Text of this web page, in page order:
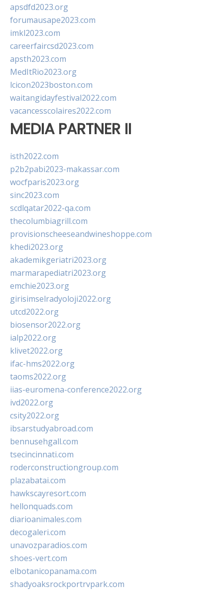
apsdfd2023.org
forumausape2023.com
imkl2023.com
careerfaircsd2023.com
apsth2023.com
MedItRio2023.org
lcicon2023boston.com
waitangidayfestival2022.com
vacancesscolaires2022.com
MEDIA PARTNER II
isth2022.com
p2b2pabi2023-makassar.com
wocfparis2023.org
sinc2023.com
scdlqatar2022-qa.com
thecolumbiagrill.com
provisionscheeseandwineshoppe.com
khedi2023.org
akademikgeriatri2023.org
marmarapediatri2023.org
emchie2023.org
girisimselradyoloji2022.org
utcd2022.org
biosensor2022.org
ialp2022.org
klivet2022.org
ifac-hms2022.org
taoms2022.org
iias-euromena-conference2022.org
ivd2022.org
csity2022.org
ibsarstudyabroad.com
bennusehgall.com
tsecincinnati.com
roderconstructiongroup.com
plazabatai.com
hawkscayresort.com
hellonquads.com
diarioanimales.com
decogaleri.com
unavozparadios.com
shoes-vert.com
elbotanicopanama.com
shadyoaksrockportrvpark.com